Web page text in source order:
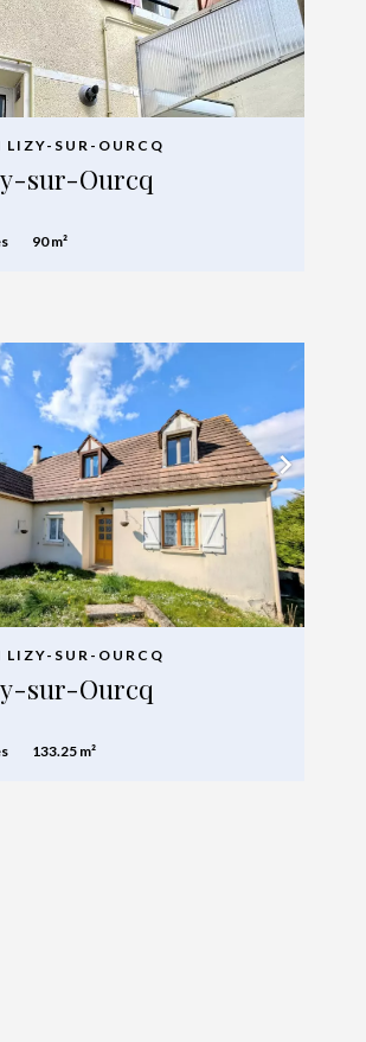
LIZY-SUR-OURCQ
sur-Ourcq
90 m²
LIZY-SUR-OURCQ
sur-Ourcq
133.25 m²